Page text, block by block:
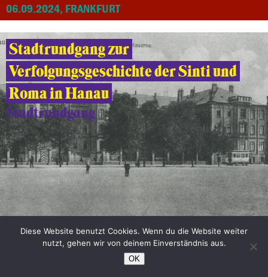
06.09.2024, FRANKFURT
Stadtrundgang zur
Verfolgungsgeschichte der Sinti und
Roma in Hanau
Stadtrundgang
04.09.2024, HANAU
Rechenzentren Seckbach-Süd
Diese Website benutzt Cookies. Wenn du die Website weiter
nutzt, gehen wir von deinem Einverständnis aus.
OK